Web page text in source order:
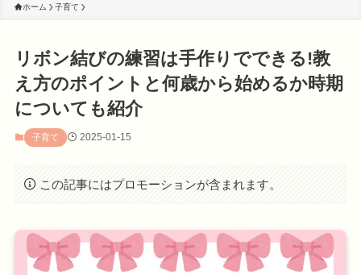
ホーム 子育て
リボン結びの練習は手作りでできる!教
え方のポイントと何歳から始めるか時期
についても紹介
子育て 2025-01-15
この記事にはプロモーションが含まれます。